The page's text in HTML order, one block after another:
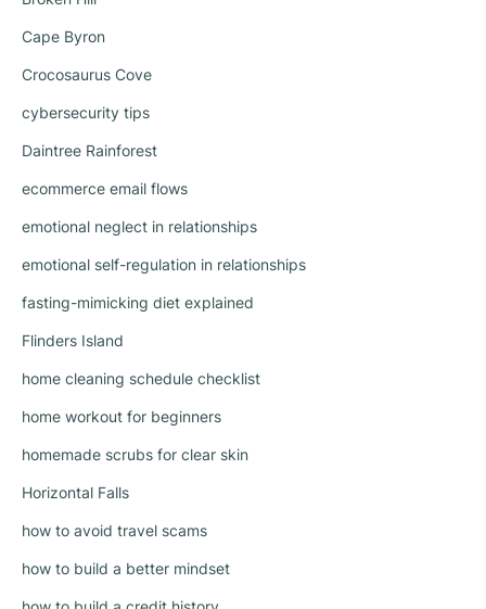
Cape Byron
Crocosaurus Cove
cybersecurity tips
Daintree Rainforest
ecommerce email flows
emotional neglect in relationships
emotional self-regulation in relationships
fasting-mimicking diet explained
Flinders Island
home cleaning schedule checklist
home workout for beginners
homemade scrubs for clear skin
Horizontal Falls
how to avoid travel scams
how to build a better mindset